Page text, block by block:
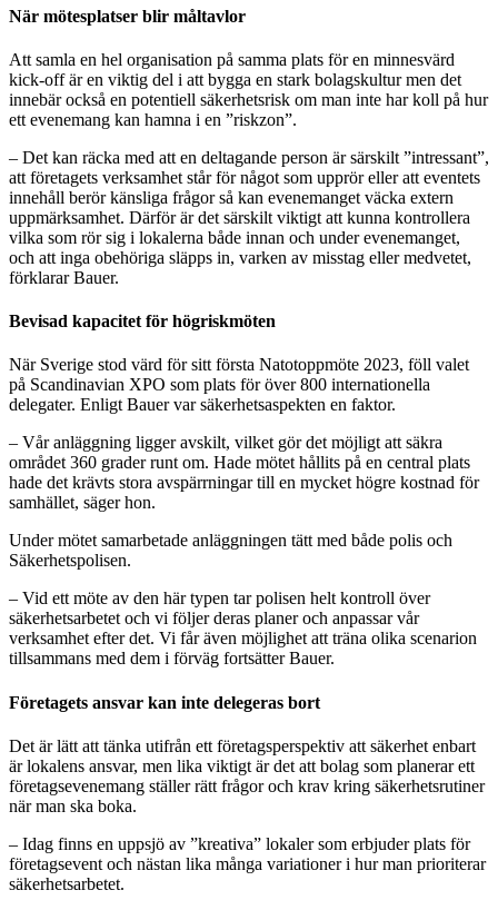
När mötesplatser blir måltavlor
Att samla en hel organisation på samma plats för en minnesvärd
kick-off är en viktig del i att bygga en stark bolagskultur men det
innebär också en potentiell säkerhetsrisk om man inte har koll på hur
ett evenemang kan hamna i en ”riskzon”.
– Det kan räcka med att en deltagande person är särskilt ”intressant”,
att företagets verksamhet står för något som upprör eller att eventets
innehåll berör känsliga frågor så kan evenemanget väcka extern
uppmärksamhet. Därför är det särskilt viktigt att kunna kontrollera
vilka som rör sig i lokalerna både innan och under evenemanget,
och att inga obehöriga släpps in, varken av misstag eller medvetet,
förklarar Bauer.
Bevisad kapacitet för högriskmöten
När Sverige stod värd för sitt första Natotoppmöte 2023, föll valet
på Scandinavian XPO som plats för över 800 internationella
delegater. Enligt Bauer var säkerhetsaspekten en faktor.
– Vår anläggning ligger avskilt, vilket gör det möjligt att säkra
området 360 grader runt om. Hade mötet hållits på en central plats
hade det krävts stora avspärrningar till en mycket högre kostnad för
samhället, säger hon.
Under mötet samarbetade anläggningen tätt med både polis och
Säkerhetspolisen.
– Vid ett möte av den här typen tar polisen helt kontroll över
säkerhetsarbetet och vi följer deras planer och anpassar vår
verksamhet efter det. Vi får även möjlighet att träna olika scenarion
tillsammans med dem i förväg fortsätter Bauer.
Företagets ansvar kan inte delegeras bort
Det är lätt att tänka utifrån ett företagsperspektiv att säkerhet enbart
är lokalens ansvar, men lika viktigt är det att bolag som planerar ett
företagsevenemang ställer rätt frågor och krav kring säkerhetsrutiner
när man ska boka.
– Idag finns en uppsjö av ”kreativa” lokaler som erbjuder plats för
företagsevent och nästan lika många variationer i hur man prioriterar
säkerhetsarbetet.